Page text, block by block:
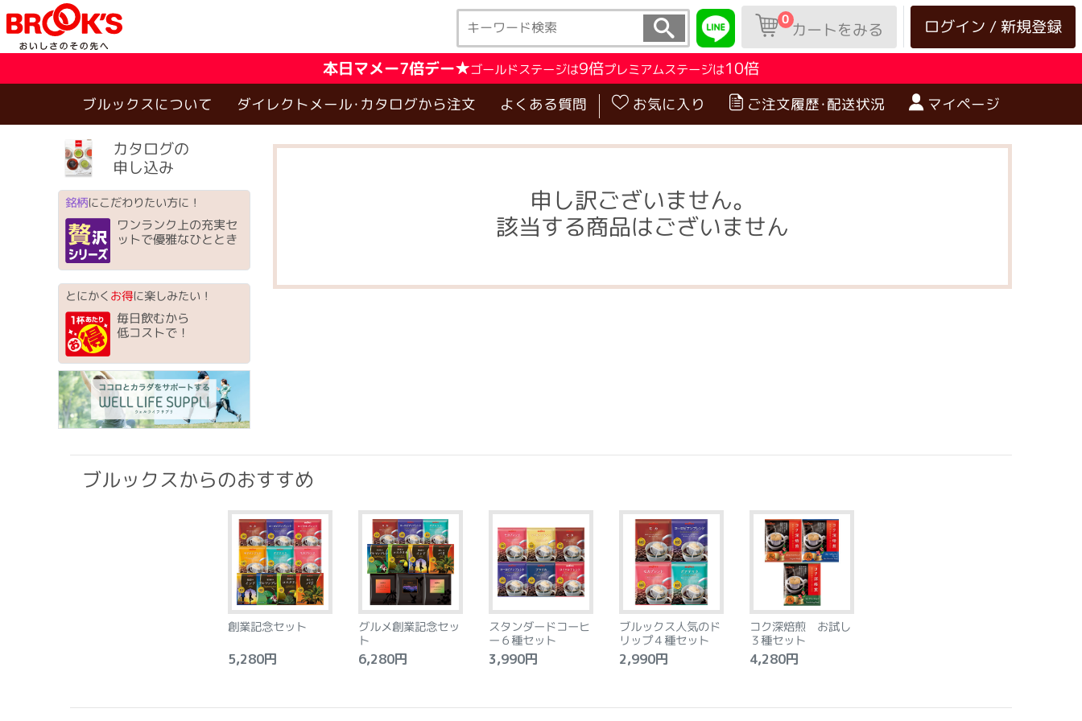
ログイン / 新規登録
0カートをみる
本日マメー7倍デー★ゴールドステージは9倍プレミアムステージは10倍
ブルックスについて ダイレクトメール･カタログから注文 よくある質問 お気に入り ご注文履歴･配送状況 マイページ
カタログの
申し込み
銘柄にこだわりたい方に！
ワンランク上の充実セ
ットで優雅なひととき
とにかく お得に楽しみたい！
毎日飲むから
低コストで！
申し訳ございません。
該当する商品はございません
ブルックスからのおすすめ
創業記念セット
5,280円
グルメ創業記念セッ
ト
6,280円
スタンダードコーヒ
ー６種セット
3,990円
ブルックス人気のド
リップ４種セット
2,990円
コク深焙煎 お試し
３種セット
4,280円